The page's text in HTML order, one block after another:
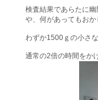
検査結果であらたに
や、何があってもお
わずか1500ｇの小さ
通常の2倍の時間をか